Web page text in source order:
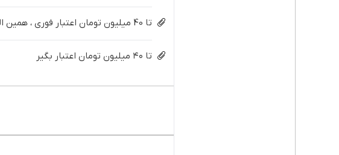
تا 40 میلیون تومان اعتبار فوری ، همین الان دریافت کن
تا ۴۰ میلیون تومان اعتبار بگیر